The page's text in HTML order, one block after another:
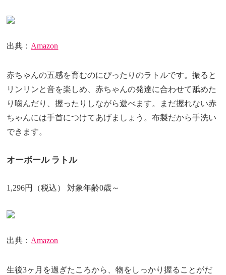
出典： Amazon
赤ちゃんの五感を育むのにぴったりのラトルです。振ると
リンリンと音を楽しめ、赤ちゃんの発達に合わせて舐めた
り噛んだり、握ったりしながら遊べます。まだ握れない赤
ちゃんには手首につけてあげましょう。布製だから手洗い
できます。
オーボール ラトル
1,296円（税込） 対象年齢0歳～
出典： Amazon
生後3ヶ月を過ぎたころから、物をしっかり握ることがだ